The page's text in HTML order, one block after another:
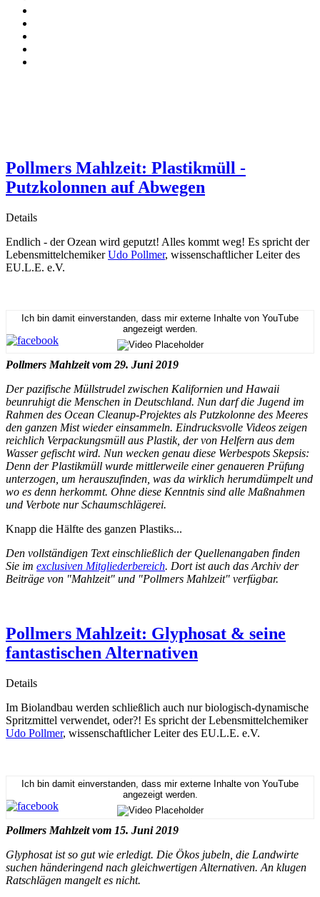
Pollmers Mahlzeit: Plastikmüll -
Putzkolonnen auf Abwegen
Details
Endlich - der Ozean wird geputzt! Alles kommt weg! Es spricht der
LebensmittelchemikerUdo Pollmer, wissenschaftlicher Leiter des
EU.L.E. e.V.
Ich bin damit einverstanden, dass mir externe Inhalte von YouTube
angezeigt werden.
Pollmers Mahlzeit vom 29. Juni 2019
Der pazifische Müllstrudel zwischen Kalifornien und Hawaii
beunruhigt die Menschen in Deutschland. Nun darf die Jugend im
Rahmen des Ocean Cleanup-Projektes als Putzkolonne des Meeres
den ganzen Mist wieder einsammeln. Eindrucksvolle Videos zeigen
reichlich Verpackungsmüll aus Plastik, der von Helfern aus dem
Wasser gefischt wird. Nun wecken genau diese Werbespots Skepsis:
Denn der Plastikmüll wurde mittlerweile einer genaueren Prüfung
unterzogen, um herauszufinden, was da wirklich herumdümpelt und
wo es denn herkommt. Ohne diese Kenntnis sind alle Maßnahmen
und Verbote nur Schaumschlägerei.
Knapp die Hälfte des ganzen Plastiks...
Den vollständigen Text einschließlich der Quellenangaben finden
Sie im exclusiven Mitgliederbereich. Dort ist auch das Archiv der
Beiträge von "Mahlzeit" und "Pollmers Mahlzeit" verfügbar.
Pollmers Mahlzeit: Glyphosat & seine
fantastischen Alternativen
Details
Im Biolandbau werden schließlich auch nur biologisch-dynamische
Spritzmittel verwendet, oder?! Es spricht der Lebensmittelchemiker
Udo Pollmer, wissenschaftlicher Leiter des EU.L.E. e.V.
Ich bin damit einverstanden, dass mir externe Inhalte von YouTube
angezeigt werden.
Pollmers Mahlzeit vom 15. Juni 2019
Glyphosat ist so gut wie erledigt. Die Ökos jubeln, die Landwirte
suchen händeringend nach gleichwertigen Alternativen. An klugen
Ratschlägen mangelt es nicht.